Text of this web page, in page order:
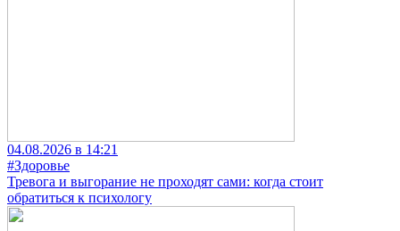
04.08.2026 в 14:21
#Здоровье
Тревога и выгорание не проходят сами: когда стоит
обратиться к психологу